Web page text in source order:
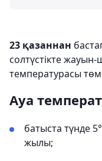
23 қазаннан
солтүстікте
температурасы
Ауа
батыста түнде
жылы;